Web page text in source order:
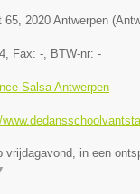
65, 2020 Antwerpen (
, Fax: -, BTW-nr: -
Salsa Antwerpen
vrijdagavond, in een